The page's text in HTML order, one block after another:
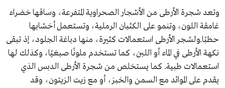
وتعد شجرة الأرطى من الأشجار الصحراوية المتفرعة، وساقها خضراء
غامقة اللون، وتنمو على الكثبان الرملية، وتستعمل أخشابها
حطبًا.ولشجر الأرطى استعمالات كثيرة، منها دباغة الجلود، إذ تبقى
نكهة الأرطى في الماء أو اللبن، كما تستخدم ملونًا صبغيًا، وكذلك لها
استعمالات طبية. كما يستخلص من شجرة الأرطى الدبس الذي
يقدم على الموائد مع السمن والخبز، أو مع زيت الزيتون، وقد